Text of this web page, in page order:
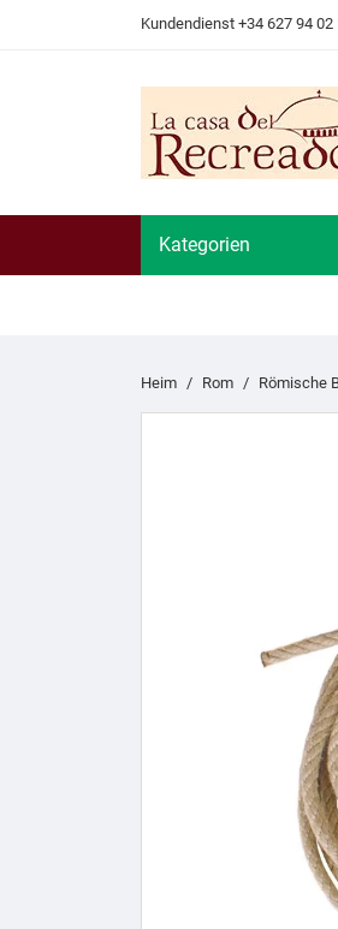
Kundendienst +34 627 94 02
Kategorien
Heim Rom Römische